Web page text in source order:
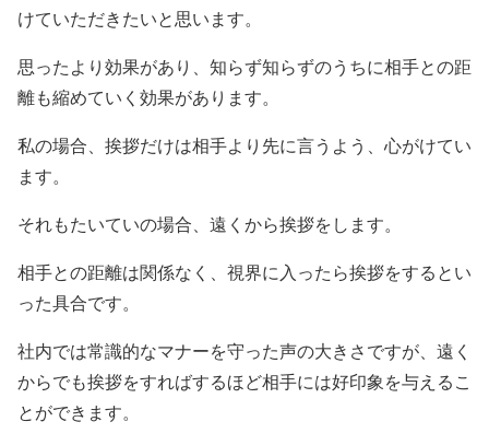
けていただきたいと思います。
思ったより効果があり、知らず知らずのうちに相手との距
離も縮めていく効果があります。
私の場合、挨拶だけは相手より先に言うよう、心がけてい
ます。
それもたいていの場合、遠くから挨拶をします。
相手との距離は関係なく、視界に入ったら挨拶をするとい
った具合です。
社内では常識的なマナーを守った声の大きさですが、遠く
からでも挨拶をすればするほど相手には好印象を与えるこ
とができます。